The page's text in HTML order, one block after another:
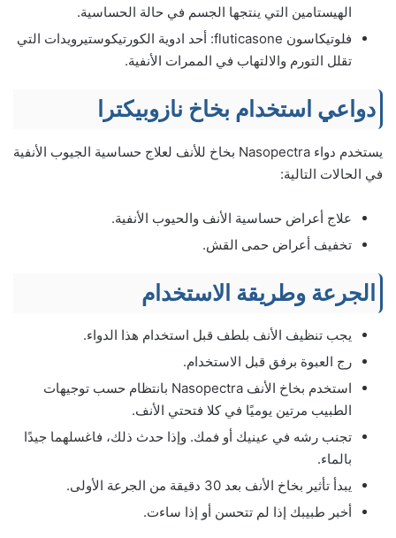
الهيستامين التي ينتجها الجسم في حالة الحساسية.
فلوتيكاسون fluticasone: أحد ادوية الكورتيكوستيرويدات التي
تقلل التورم والالتهاب في الممرات الأنفية.
دواعي استخدام بخاخ نازوبيكترا
يستخدم دواء Nasopectra بخاخ للأنف لعلاج حساسية الجيوب الأنفية
في الحالات التالية:
علاج أعراض حساسية الأنف والحيوب الأنفية.
تخفيف أعراض حمى القش.
الجرعة وطريقة الاستخدام
يجب تنظيف الأنف بلطف قبل استخدام هذا الدواء.
رج العبوة برفق قبل الاستخدام.
استخدم بخاخ الأنف Nasopectra بانتظام حسب توجيهات
الطبيب مرتين يوميًا في كلا فتحتي الأنف.
تجنب رشه في عينيك أو فمك. وإذا حدث ذلك، فاغسلهما جيدًا
بالماء.
يبدأ تأثير بخاخ الأنف بعد 30 دقيقة من الجرعة الأولى.
أخبر طبيبك إذا لم تتحسن أو إذا ساءت.